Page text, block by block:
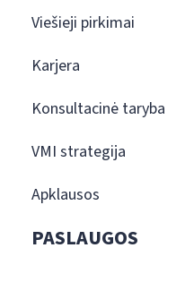
Viešieji pirkimai
Karjera
Konsultacinė taryba
VMI strategija
Apklausos
PASLAUGOS